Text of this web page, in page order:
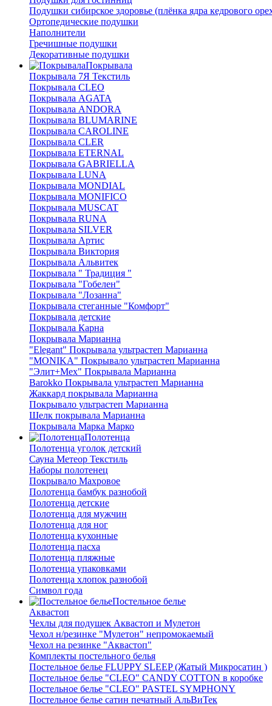
Подушки сибирское здоровье (плёнка ядра кедрового
Ортопедические подушки
Наполнители
Гречишные подушки
Декоративные подушки
Покрывала
Покрывала 7Я Текстиль
Покрывала CLEO
Покрывала AGATA
Покрывала ANDORA
Покрывала BLUMARINE
Покрывала CAROLINE
Покрывала CLER
Покрывала ETERNAL
Покрывала GABRIELLA
Покрывала LUNA
Покрывала MONDIAL
Покрывала MONIFICO
Покрывала MUSCAT
Покрывала RUNA
Покрывала SILVER
Покрывала Артис
Покрывала Виктория
Покрывала Альвитек
Покрывала " Традиция "
Покрывала "Гобелен"
Покрывала "Лозанна"
Покрывала стеганные "Комфорт"
Покрывала детские
Покрывала Карна
Покрывала Марианна
"Elegant" Покрывала ультрастеп Марианна
"MONIKA" Покрывало ультрастеп Марианна
"Элит+Мех" Покрывала Марианна
Barokko Покрывала ультрастеп Марианна
Жаккард покрывала Марианна
Покрывало ультрастеп Марианна
Шелк покрывала Марианна
Покрывала Марка Марко
Полотенца
Полотенца уголок детский
Сауна Метеор Текстиль
Наборы полотенец
Покрывало Махровое
Полотенца бамбук разнобой
Полотенца детские
Полотенца для мужчин
Полотенца для ног
Полотенца кухонные
Полотенца пасха
Полотенца пляжные
Полотенца упаковками
Полотенца хлопок разнобой
Символ года
Постельное белье
Аквастоп
Чехлы для подушек Аквастоп и Мулетон
Чехол н/резинке "Мулетон" непромокаемый
Чехол на резинке "Аквастоп"
Комплекты постельного белья
Постельное белье FLUPPY SLEEP (Жатый Микросатин )
Постельное белье "CLEO" CANDY COTTON в коробке
Постельное белье "CLEO" PASTEL SYMPHONY
Постельное белье сатин печатный АльВиТек